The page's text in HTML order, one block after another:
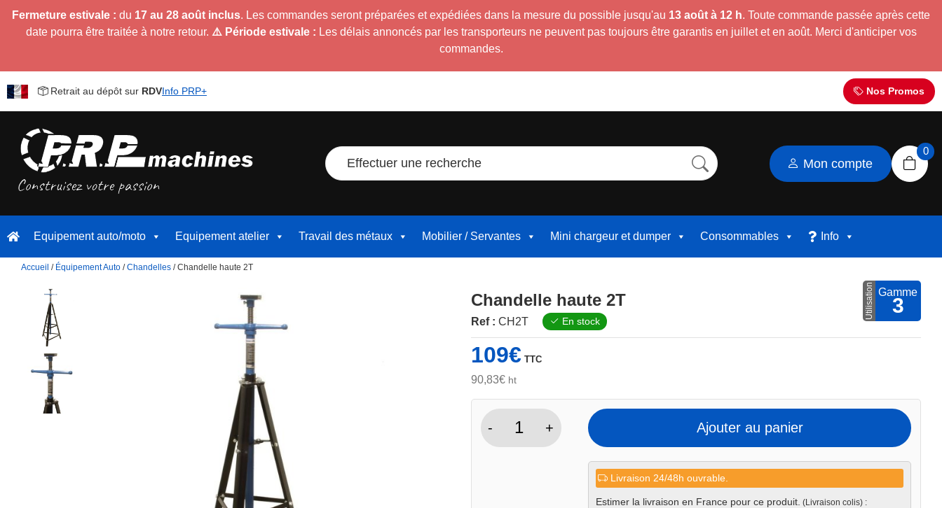
Fermeture estivale : du 17 au 28 août inclus. Les commandes seront préparées et expédiées dans la mesure du possible jusqu'au 13 août à 12 h. Toute commande passée après cette
date pourra être traitée à notre retour. ⚠️ Période estivale : Les délais annoncés par les transporteurs ne peuvent pas toujours être garantis en juillet et en août. Merci d'anticiper vos
commandes.
Retrait au dépôt sur RDVInfo PRP+ Nos Promos
Effectuer une recherche Mon compte
0
Equipement auto/moto Equipement atelier Travail des métaux Mobilier / Servantes Mini chargeur et dumper Consommables Info
Accueil / Équipement Auto /Chandelles / Chandelle haute 2T
Chandelle haute 2T
Ref : CH2T En stock
Utilisation Gamme
3
109€ TTC
90,83€ ht
-
quantité
+ Ajouter au panier
Livraison 24/48h ouvrable.
Estimer la livraison en France pour ce produit. (Livraison colis) :